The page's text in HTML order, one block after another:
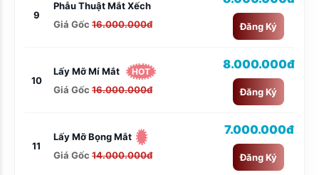
9
Phẫu Thuật Mắt Xếch
Giá Gốc 16.000.000đ Đăng Ký
10
Lấy Mỡ Mí Mắt HOT
Giá Gốc 16.000.000đ
8.000.000đ
Đăng Ký
11
Lấy Mỡ Bọng Mắt
Giá Gốc 14.000.000đ
7.000.000đ
Đăng Ký